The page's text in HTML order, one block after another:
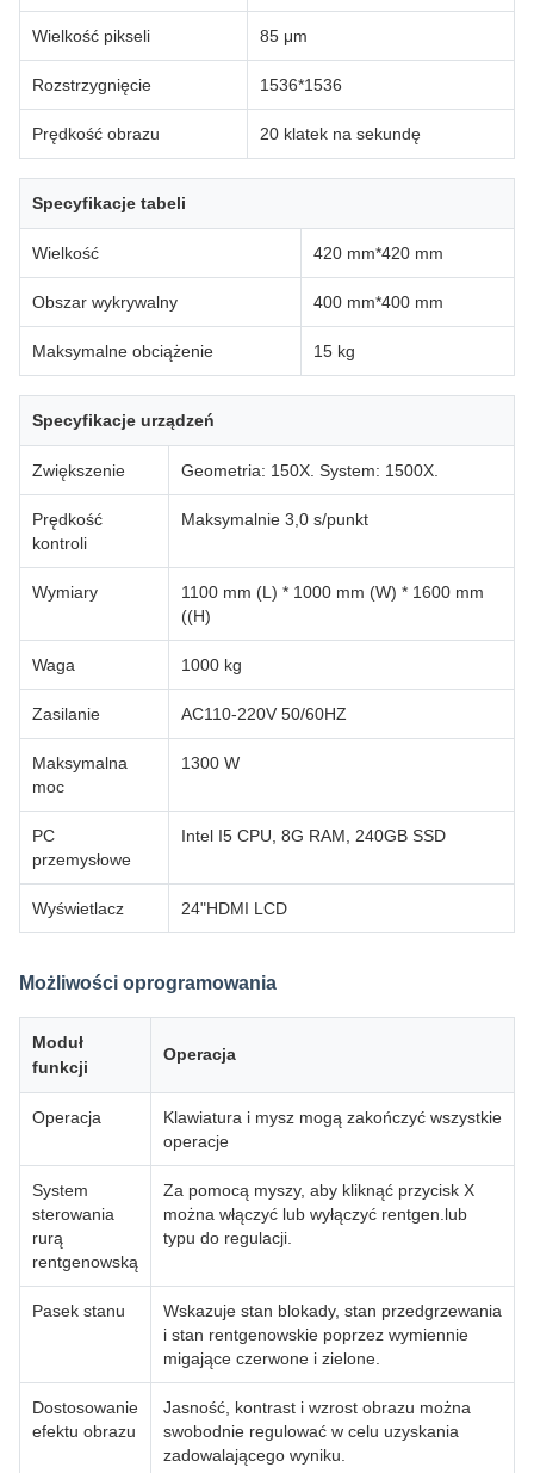
Wielkość pikseli 85 μm
Rozstrzygnięcie 1536*1536
Prędkość obrazu 20 klatek na sekundę
Specyfikacje tabeli
Wielkość 420 mm*420 mm
Obszar wykrywalny 400 mm*400 mm
Maksymalne obciążenie 15 kg
Specyfikacje urządzeń
Zwiększenie Geometria: 150X. System: 1500X.
Prędkość
kontroli
Maksymalnie 3,0 s/punkt
Wymiary
1100 mm (L) * 1000 mm (W) * 1600 mm
((H)
Waga 1000 kg
Zasilanie AC110-220V 50/60HZ
Maksymalna
moc
1300 W
PC
przemysłowe
Intel I5 CPU, 8G RAM, 240GB SSD
Wyświetlacz 24"HDMI LCD
Możliwości oprogramowania
Moduł
funkcji
Operacja
Operacja
Klawiatura i mysz mogą zakończyć wszystkie
operacje
System
sterowania
rurą
rentgenowską
Za pomocą myszy, aby kliknąć przycisk X
można włączyć lub wyłączyć rentgen.lub
typu do regulacji.
Pasek stanu
Wskazuje stan blokady, stan przedgrzewania
i stan rentgenowskie poprzez wymiennie
migające czerwone i zielone.
Dostosowanie
efektu obrazu
Jasność, kontrast i wzrost obrazu można
swobodnie regulować w celu uzyskania
zadowalającego wyniku.